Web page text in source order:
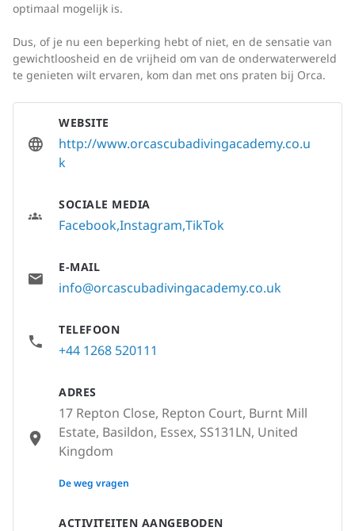
optimaal mogelijk is.
Dus, of je nu een beperking hebt of niet, en de sensatie van
gewichtloosheid en de vrijheid om van de onderwaterwereld
te genieten wilt ervaren, kom dan met ons praten bij Orca.
ACTIVITEITEN AANGEBODEN
WEBSITE
http://www.orcascubadivingacademy.co.u
k
SOCIALE MEDIA
FacebookInstagram TikTok
E-MAIL
info@orcascubadivingacademy.co.uk
TELEFOON
+44 1268 520111
ADRES
17 Repton Close, Repton Court, Burnt Mill
Estate, Basildon, Essex, SS131LN, United
Kingdom
None
De weg vragen